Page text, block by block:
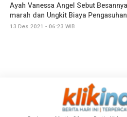
Ayah Vanessa Angel Sebut
marah dan Ungkit Biaya
13 Des 2021 - 06:23 WIB